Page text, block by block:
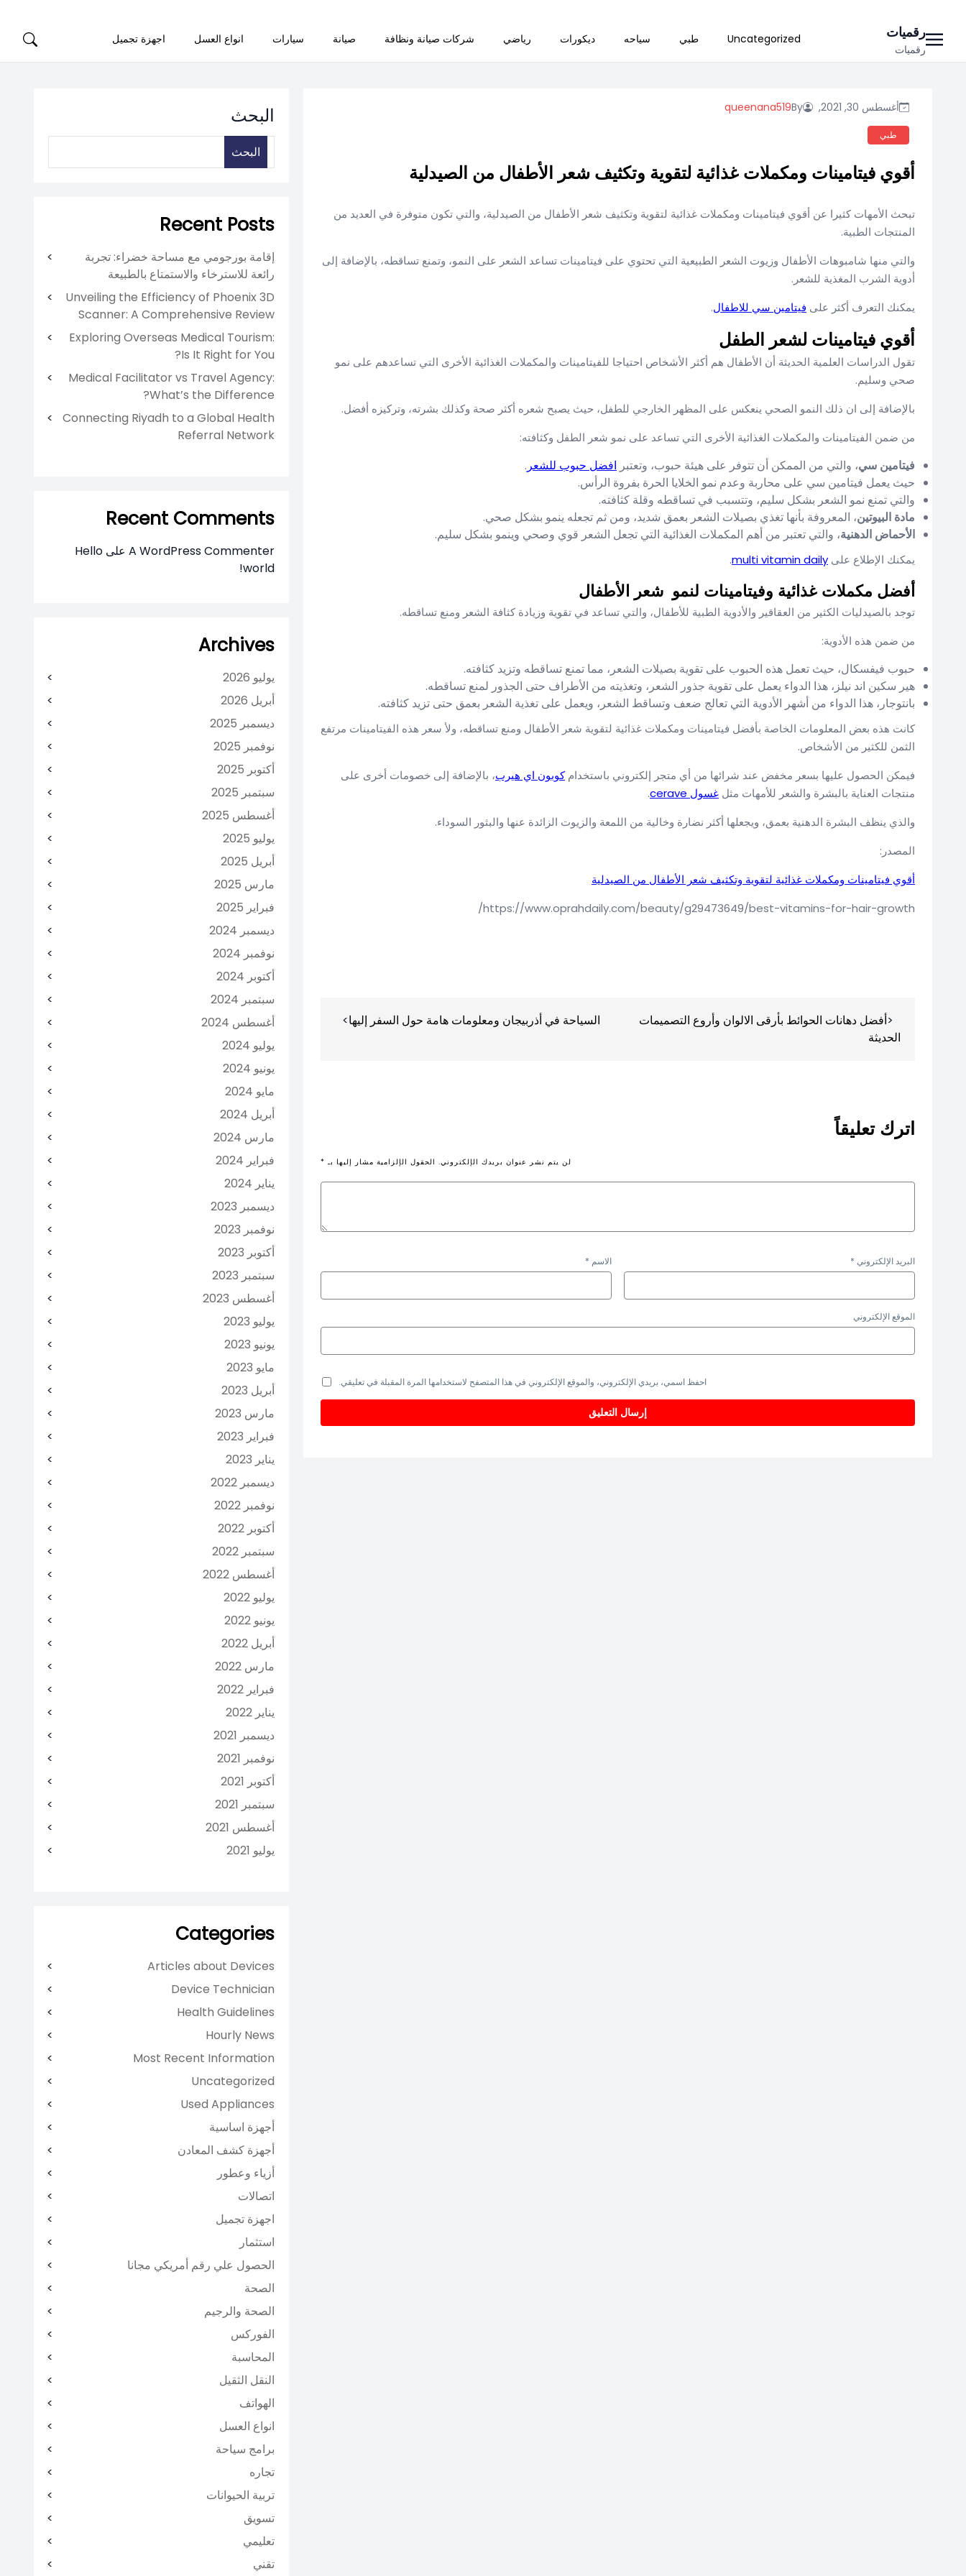
content
رقميات
رقميات
Uncategorized طبي سياحه ديكورات رياضي شركات صيانة ونظافة صيانة سيارات انواع العسل اجهزة تجميل
أغسطس 30, 2021, By
queenana519
طبي
أقوي فيتامينات ومكملات غذائية لتقوية وتكثيف شعر الأطفال من الصيدلية
تبحث الأمهات كثيرا عن أقوي فيتامينات ومكملات غذائية لتقوية وتكثيف شعر الأطفال من الصيدلية، والتي تكون متوفرة في العديد من
المنتجات الطبية.
والتي منها شامبوهات الأطفال وزيوت الشعر الطبيعية التي تحتوي على فيتامينات تساعد الشعر على النمو، وتمنع تساقطه، بالإضافة إلى
أدوية الشرب المغذية للشعر.
يمكنك التعرف أكثر على فيتامين سي للاطفال.
أقوي فيتامينات لشعر الطفل
تقول الدراسات العلمية الحديثة أن الأطفال هم أكثر الأشخاص احتياجا للفيتامينات والمكملات الغذائية الأخرى التي تساعدهم على نمو
صحي وسليم.
بالإضافة إلى ان ذلك النمو الصحي ينعكس على المظهر الخارجي للطفل، حيث يصبح شعره أكثر صحة وكذلك بشرته، وتركيزه أفضل.
من ضمن الفيتامينات والمكملات الغذائية الأخرى التي تساعد على نمو شعر الطفل وكثافته:
فيتامين سي، والتي من الممكن أن تتوفر على هيئة حبوب، وتعتبر افضل حبوب للشعر .
حيث يعمل فيتامين سي على محاربة وعدم نمو الخلايا الحرة بفروة الرأس.
والتي تمنع نمو الشعر بشكل سليم، وتتسبب في تساقطه وقلة كثافته.
مادة البيوتين، المعروفة بأنها تغذي بصيلات الشعر بعمق شديد، ومن ثم تجعله ينمو بشكل صحي.
الأحماض الدهنية، والتي تعتبر من أهم المكملات الغذائية التي تجعل الشعر قوي وصحي وينمو بشكل سليم.
يمكنك الإطلاع على multi vitamin daily
.
أفضل مكملات غذائية وفيتامينات لنمو شعر الأطفال
توجد بالصيدليات الكثير من العقاقير والأدوية الطبية للأطفال، والتي تساعد في تقوية وزيادة كثافة الشعر ومنع تساقطه.
من ضمن هذه الأدوية:
حبوب فيفسكال، حيث تعمل هذه الحبوب على تقوية بصيلات الشعر، مما تمنع تساقطه وتزيد كثافته.
هير سكين اند نيلز، هذا الدواء يعمل على تقوية جذور الشعر، وتغذيته من الأطراف حتى الجذور لمنع تساقطه.
بانتوجار، هذا الدواء من أشهر الأدوية التي تعالج ضعف وتساقط الشعر، ويعمل على تغذية الشعر بعمق حتى تزيد كثافته.
كانت هذه بعض المعلومات الخاصة بأفضل فيتامينات ومكملات غذائية لتقوية شعر الأطفال ومنع تساقطه، ولأ سعر هذه الفيتامينات مرتفع
الثمن للكثير من الأشخاص.
فيمكن الحصول عليها بسعر مخفض عند شرائها من أي متجر إلكتروني باستخدامكوبون اي هيرب، بالإضافة إلى خصومات أخرى على
منتجات العناية بالبشرة والشعر للأمهات مثل غسول cerave
.
والذي ينظف البشرة الدهنية بعمق، ويجعلها أكثر نضارة وخالية من اللمعة والزيوت الزائدة عنها والبثور السوداء.
المصدر:
أقوي فيتامينات ومكملات غذائية لتقوية وتكثيف شعر الأطفال من الصيدلية
https://www.oprahdaily.com/beauty/g29473649/best-vitamins-for-hair-growth/
المقالاتأفضل دهانات الحوائط بأرقى الالوان وأروع التصميمات
الحديثة
السياحة في أذربيجان ومعلومات هامة حول السفر إليها
اترك تعليقاً
لن يتم نشر عنوان بريدك الإلكتروني. الحقول الإلزامية مشار إليها بـ *
الاسم * البريد الإلكتروني *
الموقع الإلكتروني
احفظ اسمي، بريدي الإلكتروني، والموقع الإلكتروني في هذا المتصفح لاستخدامها المرة المقبلة في تعليقي.
البحث
البحث
Recent Posts
إقامة بورجومي مع مساحة خضراء: تجربة
رائعة للاسترخاء والاستمتاع بالطبيعة
Unveiling the Efficiency of Phoenix 3D
Scanner: A Comprehensive Review
Exploring Overseas Medical Tourism:
Is It Right for You?
Medical Facilitator vs Travel Agency:
What’s the Difference?
Connecting Riyadh to a Global Health
Referral Network
Recent Comments
A WordPress Commenter على Hello
world!
Archives
يوليو 2026
أبريل 2026
ديسمبر 2025
نوفمبر 2025
أكتوبر 2025
سبتمبر 2025
أغسطس 2025
يوليو 2025
أبريل 2025
مارس 2025
فبراير 2025
ديسمبر 2024
نوفمبر 2024
أكتوبر 2024
سبتمبر 2024
أغسطس 2024
يوليو 2024
يونيو 2024
مايو 2024
أبريل 2024
مارس 2024
فبراير 2024
يناير 2024
ديسمبر 2023
نوفمبر 2023
أكتوبر 2023
سبتمبر 2023
أغسطس 2023
يوليو 2023
يونيو 2023
مايو 2023
أبريل 2023
مارس 2023
فبراير 2023
يناير 2023
ديسمبر 2022
نوفمبر 2022
أكتوبر 2022
سبتمبر 2022
أغسطس 2022
يوليو 2022
يونيو 2022
أبريل 2022
مارس 2022
فبراير 2022
يناير 2022
ديسمبر 2021
نوفمبر 2021
أكتوبر 2021
سبتمبر 2021
أغسطس 2021
يوليو 2021
Categories
Articles about Devices
Device Technician
Health Guidelines
Hourly News
Most Recent Information
Uncategorized
Used Appliances
أجهزة اساسية
أجهزة كشف المعادن
أزياء وعطور
اتصالات
اجهزة تجميل
استثمار
الحصول علي رقم أمريكي مجانا
الصحة
الصحة والرجيم
الفوركس
المحاسبة
النقل الثقيل
الهواتف
انواع العسل
برامج سياحة
تجاره
تربية الحيوانات
تسويق
تعليمي
تقني